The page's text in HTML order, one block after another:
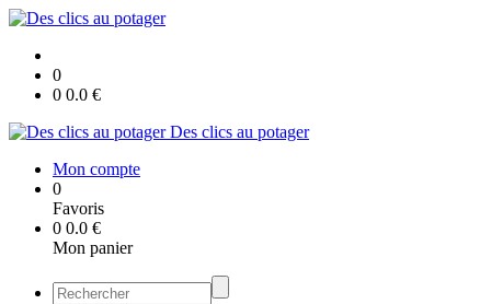
0
0 0.0 €
Des clics au potager
Mon compte
0
Favoris
0 0.0 €
Mon panier